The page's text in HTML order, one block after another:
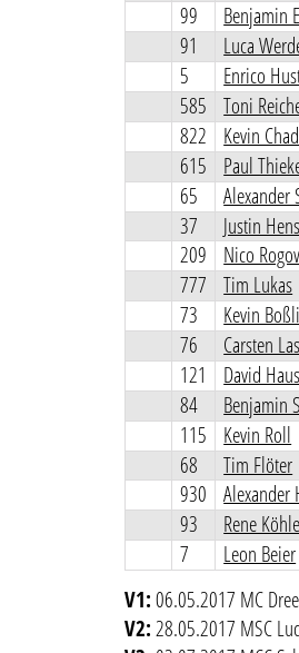
99
Benjamin
91
Luca
5
Enrico
585
Toni
822
Kevin
615
Paul
65
Alexander
37
Justin
209
Nico
777
Tim Lukas
73
Kevin
76
Carsten
121
David
84
Benjamin
115
Kevin Roll
68
Tim Flöter
930
Alexander
93
Rene
7
Leon Beier
V1:06.05.2017 MC
V2:28.05.2017 MSC